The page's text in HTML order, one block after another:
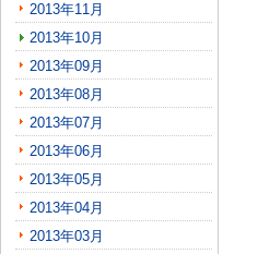
2013年11月
2013年10月
2013年09月
2013年08月
2013年07月
2013年06月
2013年05月
2013年04月
2013年03月